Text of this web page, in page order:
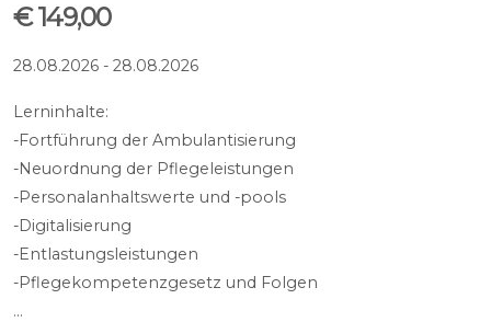
€ 149,00
28.08.2026 - 28.08.2026
Lerninhalte:
-Fortführung der Ambulantisierung
-Neuordnung der Pflegeleistungen
-Personalanhaltswerte und -pools
-Digitalisierung
-Entlastungsleistungen
-Pflegekompetenzgesetz und Folgen
…